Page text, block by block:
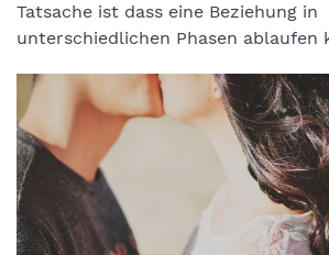
Tatsache ist dass eine Beziehung in
unterschiedlichen Phasen ablaufen